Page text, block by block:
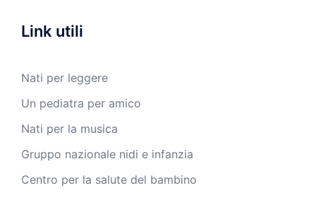
Link utili
Nati per leggere
Un pediatra per amico
Nati per la musica
Gruppo nazionale nidi e infanzia
Centro per la salute del bambino